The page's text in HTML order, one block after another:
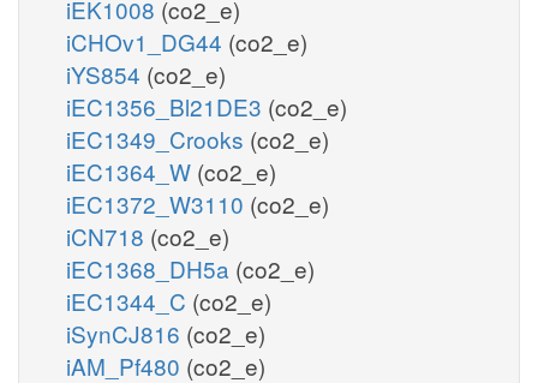
iEK1008 (co2_e)
iCHOv1_DG44 (co2_e)
iYS854 (co2_e)
iEC1356_Bl21DE3 (co2_e)
iEC1349_Crooks (co2_e)
iEC1364_W (co2_e)
iEC1372_W3110 (co2_e)
iCN718 (co2_e)
iEC1368_DH5a (co2_e)
iEC1344_C (co2_e)
iSynCJ816 (co2_e)
iAM_Pf480 (co2_e)